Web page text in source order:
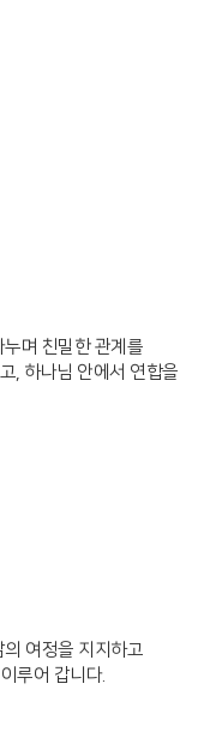
며 친밀한 관계를
, 하나님 안에서 연합을
여정을 지지하고
루어 갑니다.